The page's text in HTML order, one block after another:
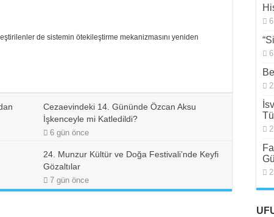
de sistemin ötekileştirme mekanizmasını yeniden
Cezaevindeki 14. Gününde Özcan Aksu
İşkenceyle mi Katledildi?
6 gün önce
24. Munzur Kültür ve Doğa Festivali’nde Keyfi
Gözaltılar
7 gün önce